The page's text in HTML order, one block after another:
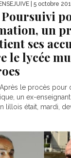
| 5 octobre
un
ses
le lycée
Après le procès pour
un ex-
lillois était, mardi,